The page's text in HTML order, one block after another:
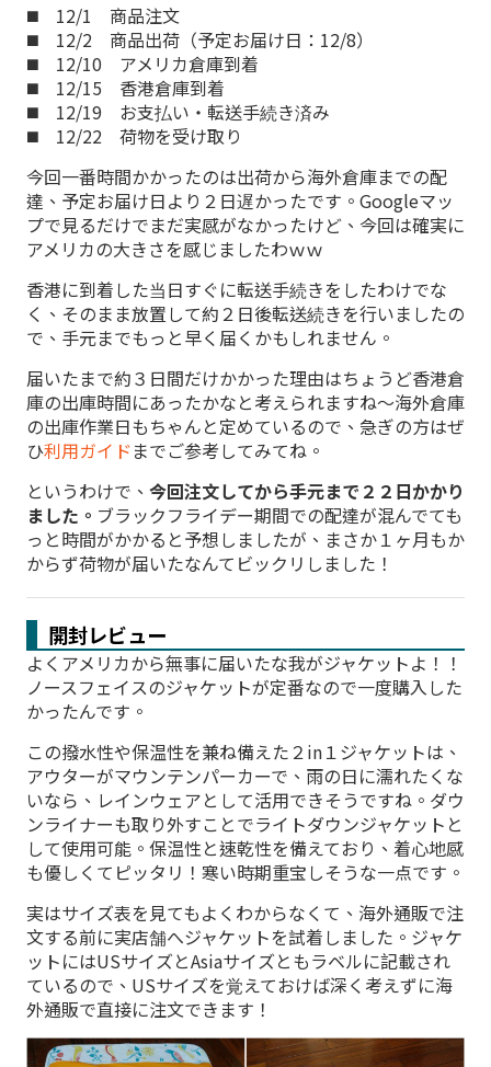
◼️ 12/1 商品注文
◼️ 12/2 商品出荷（予定お届け日：12/8）
◼️ 12/10 アメリカ倉庫到着
◼️ 12/15 香港倉庫到着
◼️ 12/19 お支払い・転送手続き済み
◼️ 12/22 荷物を受け取り
今回一番時間かかったのは出荷から海外倉庫までの配
達、予定お届け日より２日遅かったです。Googleマッ
プで見るだけでまだ実感がなかったけど、今回は確実に
アメリカの大きさを感じましたわｗｗ
香港に到着した当日すぐに転送手続きをしたわけでな
く、そのまま放置して約２日後転送続きを行いましたの
で、手元までもっと早く届くかもしれません。
届いたまで約３日間だけかかった理由はちょうど香港倉
庫の出庫時間にあったかなと考えられますね～海外倉庫
の出庫作業日もちゃんと定めているので、急ぎの方はぜ
ひ利用ガイドまでご参考してみてね。
というわけで、 今回注文してから手元まで２２日かかり
ました。 ブラックフライデー期間での配達が混んでても
っと時間がかかると予想しましたが、まさか１ヶ月もか
からず荷物が届いたなんてビックリしました！
開封レビュー
よくアメリカから無事に届いたな我がジャケットよ！！
ノースフェイスのジャケットが定番なので一度購入した
かったんです。
この撥水性や保温性を兼ね備えた２in１ジャケットは、
アウターがマウンテンパーカーで、雨の日に濡れたくな
いなら、レインウェアとして活用できそうですね。ダウ
ンライナーも取り外すことでライトダウンジャケットと
して使用可能。保温性と速乾性を備えており、着心地感
も優しくてピッタリ！寒い時期重宝しそうな一点です。
実はサイズ表を見てもよくわからなくて、海外通販で注
文する前に実店舗へジャケットを試着しました。ジャケ
ットにはUSサイズとAsiaサイズともラベルに記載され
ているので、USサイズを覚えておけば深く考えずに海
外通販で直接に注文できます！